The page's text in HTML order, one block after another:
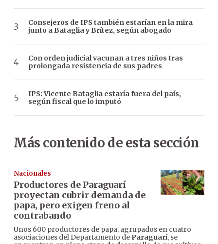
Consejeros de IPS también estarían en la mira
junto a Bataglia y Brítez, según abogado
Con orden judicial vacunan a tres niños tras
prolongada resistencia de sus padres
IPS: Vicente Bataglia estaría fuera del país,
según fiscal que lo imputó
Más contenido de esta sección
Nacionales
Productores de Paraguarí
proyectan cubrir demanda de
papa, pero exigen freno al
contrabando
Unos 600 productores de papa, agrupados en cuatro
asociaciones del Departamento de Paraguarí, se